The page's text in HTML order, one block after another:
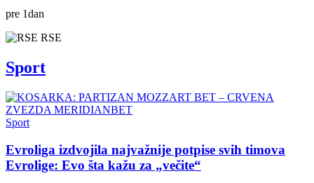
pre 1dan
RSE
Sport
Sport
Evroliga izdvojila najvažnije potpise svih timova
Evrolige: Evo šta kažu za „večite“